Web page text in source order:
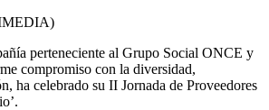
perteneciente al Grupo Social ONCE y
compromiso con la diversidad,
ha celebrado su II Jornada de Proveedores